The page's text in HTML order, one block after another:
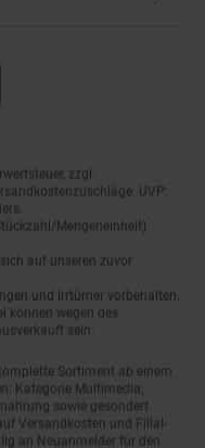
zzgl.
UVP:
Mengeneinheit)
auf unseren zuvor
und Irrtümer vorbehalten.
können wegen des
sein.
Sortiment ab einem
Kategorie Multimedia,
sowie gesondert
Versandkosten und Filial-
an Neuanmelder für den